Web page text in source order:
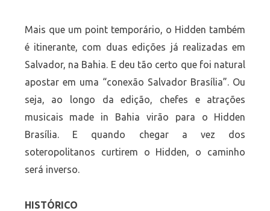
Mais que um point temporário, o Hidden também
é itinerante, com duas edições já realizadas em
Salvador, na Bahia. E deu tão certo que foi natural
apostar em uma “conexão Salvador Brasília”. Ou
seja, ao longo da edição, chefes e atrações
musicais made in Bahia virão para o Hidden
Brasília. E quando chegar a vez dos
soteropolitanos curtirem o Hidden, o caminho
será inverso.
HISTÓRICO